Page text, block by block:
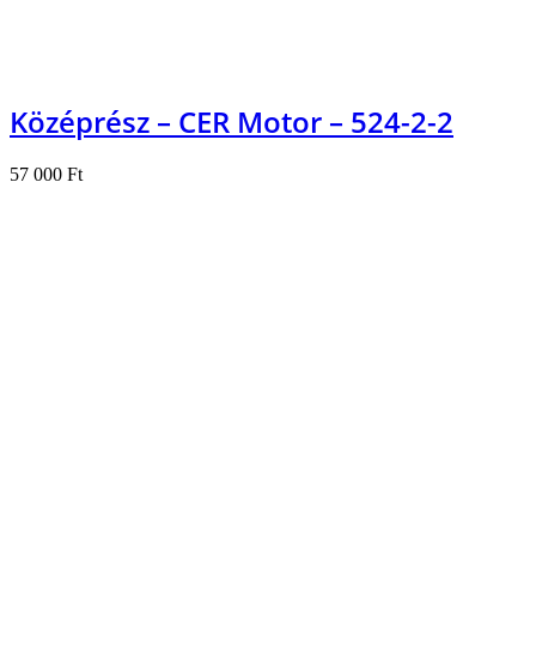
Középrész – CER Motor – 524-2-2
57 000 Ft